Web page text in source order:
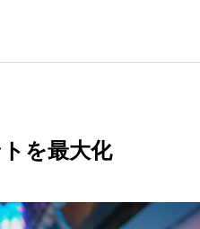
を最大化